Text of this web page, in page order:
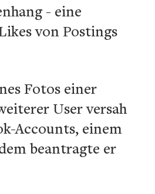
- eine
von Postings
Fotos einer
User versah
Accounts, einem
beantragte er